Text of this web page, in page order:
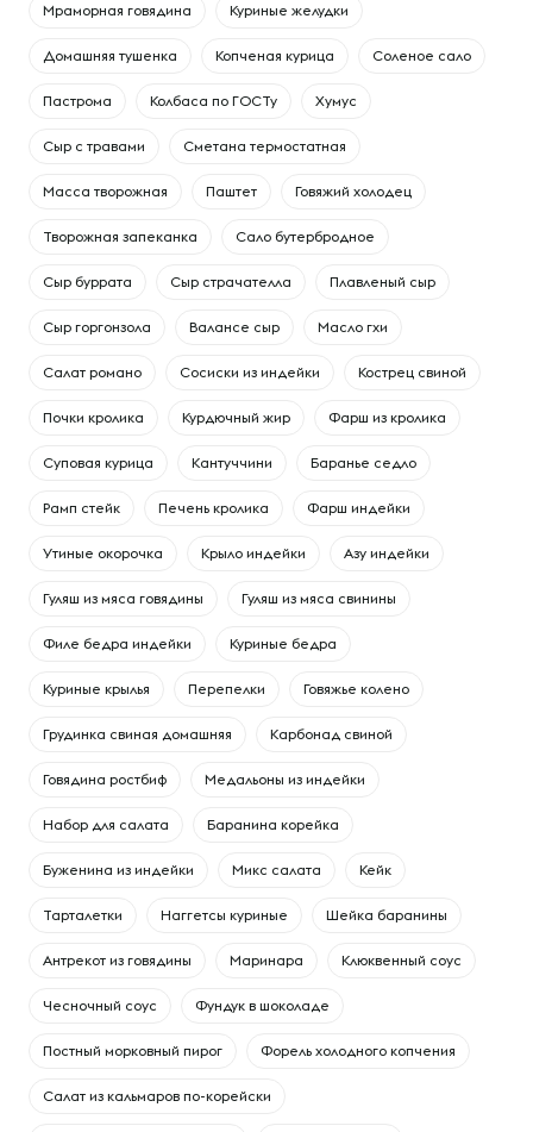
Мраморная говядина Куриные желудки
Домашняя тушенка Копченая курица Соленое сало
Пастрома Колбаса по ГОСТу Хумус
Сыр с травами Сметана термостатная
Масса творожная Паштет Говяжий холодец
Творожная запеканка Сало бутербродное
Сыр буррата Сыр страчателла Плавленый сыр
Сыр горгонзола Валансе сыр Масло гхи
Салат романо Сосиски из индейки Кострец свиной
Почки кролика Курдючный жир Фарш из кролика
Суповая курица Кантуччини Баранье седло
Рамп стейк Печень кролика Фарш индейки
Утиные окорочка Крыло индейки Азу индейки
Гуляш из мяса говядины Гуляш из мяса свинины
Филе бедра индейки Куриные бедра
Куриные крылья Перепелки Говяжье колено
Грудинка свиная домашняя Карбонад свиной
Говядина ростбиф Медальоны из индейки
Набор для салата Баранина корейка
Буженина из индейки Микс салата Кейк
Тарталетки Наггетсы куриные Шейка баранины
Антрекот из говядины Маринара Клюквенный соус
Чесночный соус Фундук в шоколаде
Постный морковный пирог Форель холодного копчения
Салат из кальмаров по-корейски